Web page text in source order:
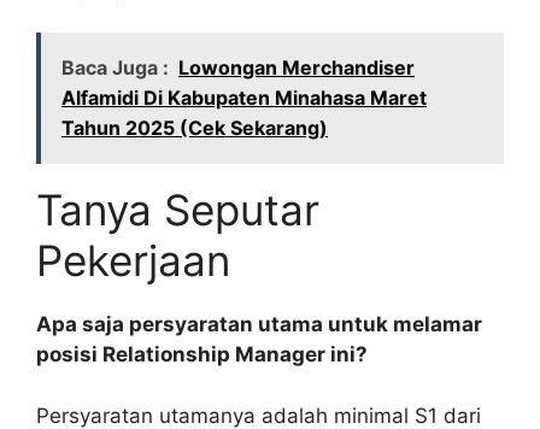
Baca Juga : Lowongan Merchandiser
Alfamidi Di Kabupaten Minahasa Maret
Tahun 2025 (Cek Sekarang)
Tanya Seputar
Pekerjaan
Apa saja persyaratan utama untuk melamar
posisi Relationship Manager ini?
Persyaratan utamanya adalah minimal S1 dari